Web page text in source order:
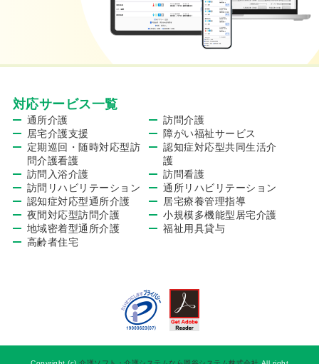
対応サービス一覧
通所介護
訪問介護
居宅介護支援
障がい福祉サービス
定期巡回・随時対応型訪
問介護看護
認知症対応型共同生活介
護
訪問入浴介護
訪問看護
訪問リハビリテーション
通所リハビリテーション
認知症対応型通所介護
居宅療養管理指導
夜間対応型訪問介護
小規模多機能型居宅介護
地域密着型通所介護
福祉用具貸与
高齢者住宅